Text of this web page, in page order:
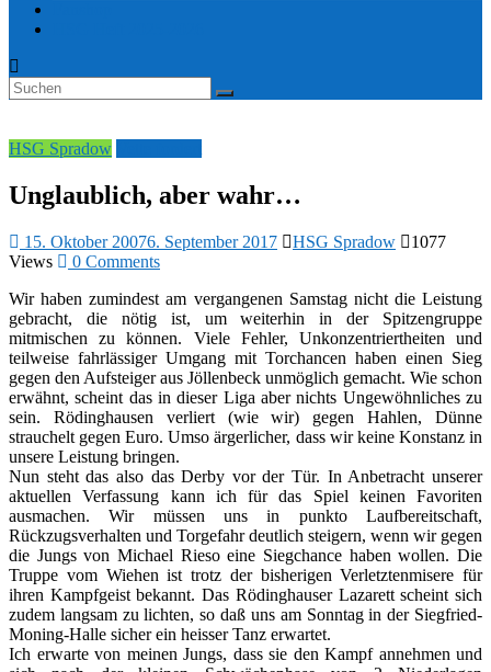
HSG Spradow
Unglaublich, aber wahr…
15. Oktober 20076. September 2017 HSG Spradow
1077
Views
0 Comments
Wir haben zumindest am vergangenen Samstag nicht die Leistung
gebracht, die nötig ist, um weiterhin in der Spitzengruppe
mitmischen zu können. Viele Fehler, Unkonzentriertheiten und
teilweise fahrlässiger Umgang mit Torchancen haben einen Sieg
gegen den Aufsteiger aus Jöllenbeck unmöglich gemacht. Wie schon
erwähnt, scheint das in dieser Liga aber nichts Ungewöhnliches zu
sein. Rödinghausen verliert (wie wir) gegen Hahlen, Dünne
strauchelt gegen Euro. Umso ärgerlicher, dass wir keine Konstanz in
unsere Leistung bringen.
Nun steht das also das Derby vor der Tür. In Anbetracht unserer
aktuellen Verfassung kann ich für das Spiel keinen Favoriten
ausmachen. Wir müssen uns in punkto Laufbereitschaft,
Rückzugsverhalten und Torgefahr deutlich steigern, wenn wir gegen
die Jungs von Michael Rieso eine Siegchance haben wollen. Die
Truppe vom Wiehen ist trotz der bisherigen Verletztenmisere für
ihren Kampfgeist bekannt. Das Rödinghauser Lazarett scheint sich
zudem langsam zu lichten, so daß uns am Sonntag in der Siegfried-
Moning-Halle sicher ein heisser Tanz erwartet.
Ich erwarte von meinen Jungs, dass sie den Kampf annehmen und